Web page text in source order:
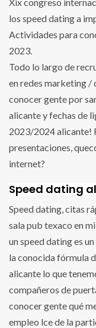
los speed dating a
Actividades para
2023.
Todo lo largo de
en redes marketing /
conocer gente por
alicante y fechas de
2023/2024 alicante!
presentaciones,
internet?
Speed dating
Speed dating, citas
sala pub texaco en
un speed dating es
la conocida fórmula
alicante lo que
compañeros de
conocer gente qué
empleo lce de la